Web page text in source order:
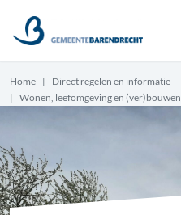
Home
Direct regelen en informatie
Wonen, leefomgeving en (ver)bouwen